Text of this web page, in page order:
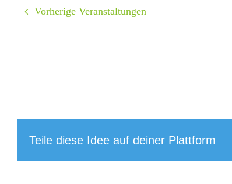
Vorherige Veranstaltungen
Teile diese Idee auf deiner Plattform